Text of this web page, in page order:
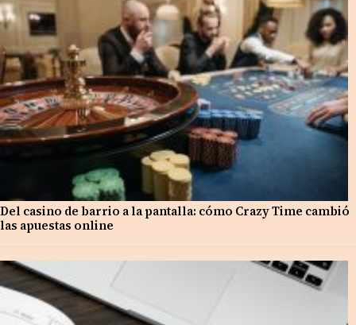
Del casino de barrio a la pantalla: cómo Crazy Time cambió
las apuestas online